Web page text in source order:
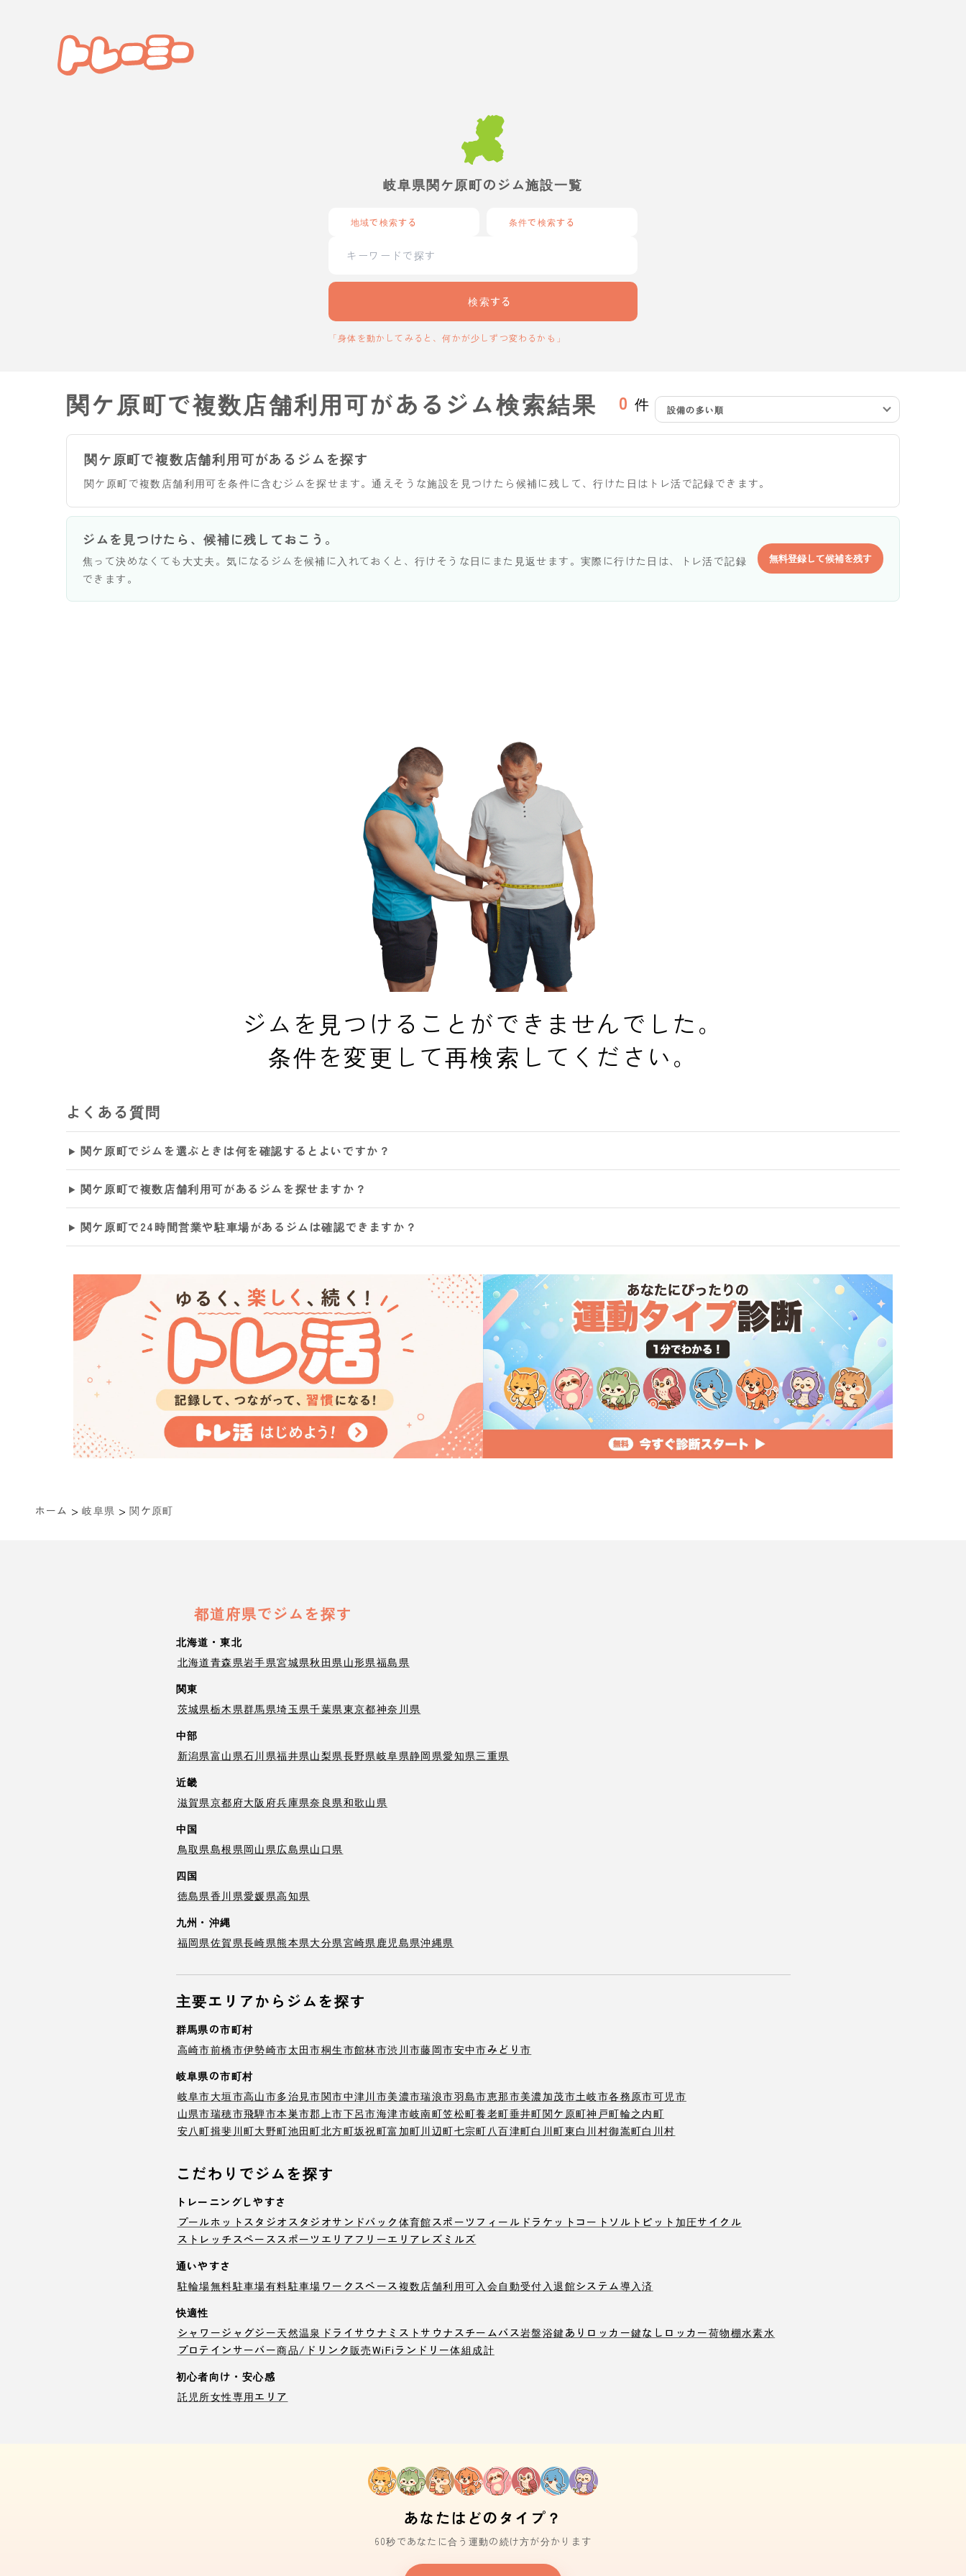
岐阜県関ケ原町のジム施設一覧
地域で検索する 条件で検索する
検索する
「身体を動かしてみると、何かが少しずつ変わるかも」
関ケ原町で複数店舗利用可があるジム検索結果 0 件 設備の多い順
関ケ原町で複数店舗利用可があるジムを探す
関ケ原町で複数店舗利用可を条件に含むジムを探せます。通えそうな施設を見つけたら候補に残して、行けた日はトレ活で記録できます。
ジムを見つけたら、候補に残しておこう。
焦って決めなくても大丈夫。気になるジムを候補に入れておくと、行けそうな日にまた見返せます。実際に行けた日は、トレ活で記録
できます。
無料登録して候補を残す
ジムを見つけることができませんでした。
条件を変更して再検索してください。
よくある質問
関ケ原町でジムを選ぶときは何を確認するとよいですか？
関ケ原町で複数店舗利用可があるジムを探せますか？
関ケ原町で24時間営業や駐車場があるジムは確認できますか？
ホーム > 岐阜県 > 関ケ原町
都道府県でジムを探す
北海道・東北
北海道青森県岩手県宮城県秋田県山形県福島県
関東
茨城県栃木県群馬県埼玉県千葉県東京都神奈川県
中部
新潟県富山県石川県福井県山梨県長野県岐阜県静岡県愛知県三重県
近畿
滋賀県京都府大阪府兵庫県奈良県和歌山県
中国
鳥取県島根県岡山県広島県山口県
四国
徳島県香川県愛媛県高知県
九州・沖縄
福岡県佐賀県長崎県熊本県大分県宮崎県鹿児島県沖縄県
主要エリアからジムを探す
群馬県の市町村
高崎市前橋市伊勢崎市太田市桐生市館林市渋川市藤岡市安中市みどり市
岐阜県の市町村
岐阜市大垣市高山市多治見市関市中津川市美濃市瑞浪市羽島市恵那市美濃加茂市土岐市各務原市可児市
山県市瑞穂市飛騨市本巣市郡上市下呂市海津市岐南町笠松町養老町垂井町関ケ原町神戸町輪之内町
安八町揖斐川町大野町池田町北方町坂祝町富加町川辺町七宗町 八百津町白川町東白川村御嵩町白川村
こだわりでジムを探す
トレーニングしやすさ
プールホットスタジオ スタジオサンドバック 体育館スポーツフィールド ラケットコート ソルトピット 加圧サイクル
ストレッチスペーススポーツエリア フリーエリア レズミルズ
通いやすさ
駐輪場無料駐車場有料駐車場 ワークスペース複数店舗利用可入会自動受付 入退館システム導入済
快適性
シャワージャグジー天然温泉 ドライサウナ ミストサウナ スチームバス岩盤浴鍵ありロッカー鍵なしロッカー荷物棚水素水
プロテインサーバー商品/ドリンク販売WiFi ランドリー体組成計
初心者向け・安心感
託児所女性専用エリア
あなたはどのタイプ？
60秒であなたに合う運動の続け方が分かります